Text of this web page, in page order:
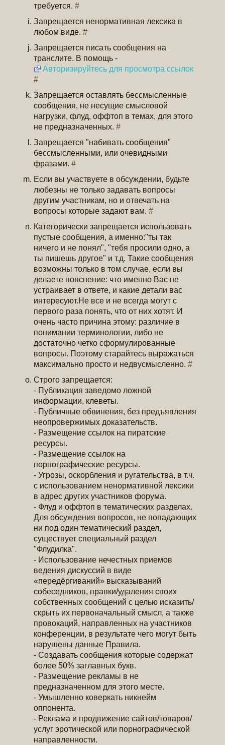
требуется.#
Запрещается ненормативная лексика в
любом виде.#
Запрещается писать сообщения на
транслите. В помощь -
Авторизируйтесь для просмотра ссылок
#
Запрещается оставлять бессмысленные
сообщения, не несущие смысловой
нагрузки, флуд, оффтоп в темах, для этого
не предназначенных.#
Запрещается "набивать сообщения"
бессмысленными, или очевидными
фразами.#
Если вы участвуете в обсуждении, будьте
любезны не только задавать вопросы
другим участникам, но и отвечать на
вопросы которые задают вам.#
Категорически запрещается использовать
пустые сообщения, а именно:"ты так
ничего и не понял", "тебя просили одно, а
ты пишешь другое" и т.д. Такие сообщения
возможны только в том случае, если вы
делаете пояснение: что именно Вас не
устраивает в ответе, и какие детали вас
интересуют.Не все и не всегда могут с
первого раза понять, что от них хотят. И
очень часто причина этому: различие в
понимании терминологии, либо не
достаточно четко сформулированные
вопросы. Поэтому старайтесь выражаться
максимально просто и недвусмысленно.#
Строго запрещается:
- Публикация заведомо ложной
информации, клеветы.
- Публичные обвинения, без предъявления
неопровержимых доказательств.
- Размещение ссылок на пиратские
ресурсы.
- Размещение ссылок на
порнографические ресурсы.
- Угрозы, оскорбления и ругательства, в т.ч.
с использованием ненормативной лексики
в адрес других участников форума.
- Флуд и оффтоп в тематических разделах.
Для обсуждения вопросов, не попадающих
ни под один тематический раздел,
существует специальный раздел
"Флудилка".
- Использование нечестных приемов
ведения дискуссий в виде
«передёргиваний» высказываний
собеседников, правки/удаления своих
собственных сообщений с целью исказить/
скрыть их первоначальный смысл, а также
провокаций, направленных на участников
конференции, в результате чего могут быть
нарушены данные Правила.
- Создавать сообщения которые содержат
более 50% заглавных букв.
- Размещение рекламы в не
предназначенном для этого месте.
- Умышленно коверкать никнейм
оппонента.
- Реклама и продвижение сайтов/товаров/
услуг эротической или порнографической
направленности.